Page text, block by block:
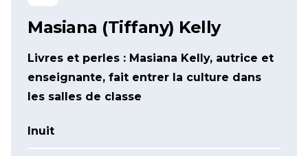
Masiana (Tiffany) Kelly
Livres et perles : Masiana Kelly, autrice et
enseignante, fait entrer la culture dans
les salles de classe
Inuit